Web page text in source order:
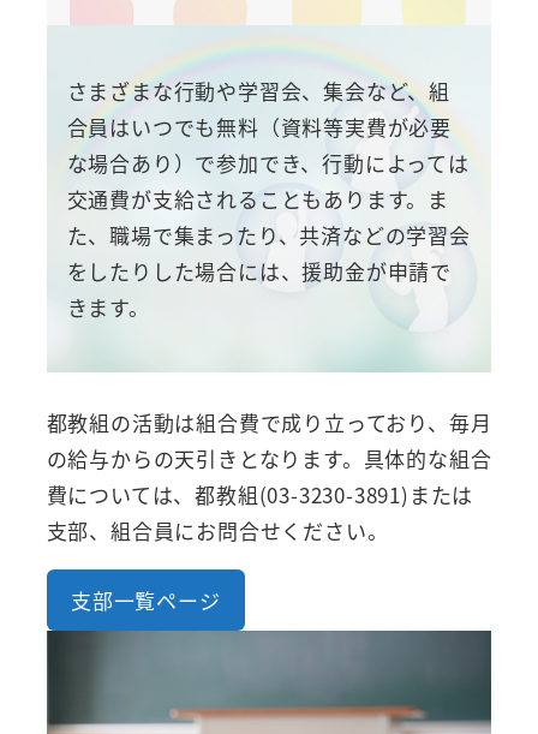
さまざまな行動や学習会、集会など、組
合員はいつでも無料（資料等実費が必要
な場合あり）で参加でき、行動によっては
交通費が支給されることもあります。ま
た、職場で集まったり、共済などの学習会
をしたりした場合には、援助金が申請で
きます。
都教組の活動は組合費で成り立っており、毎月
の給与からの天引きとなります。具体的な組合
費については、都教組(03-3230-3891)または
支部、組合員にお問合せください。
支部一覧ページ